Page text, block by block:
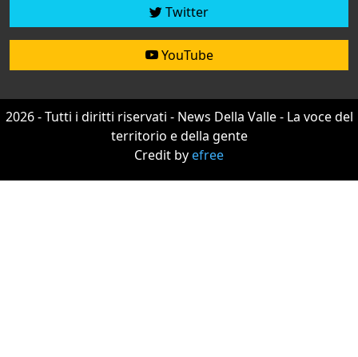
Twitter
YouTube
2026 - Tutti i diritti riservati - News Della Valle - La voce del
territorio e della gente
Credit byefree